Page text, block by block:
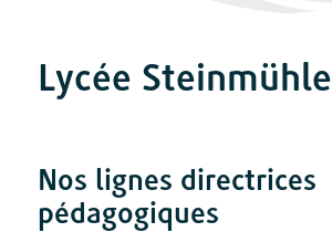
Lycée Steinmühle
Nos lignes directrices
pédagogiques